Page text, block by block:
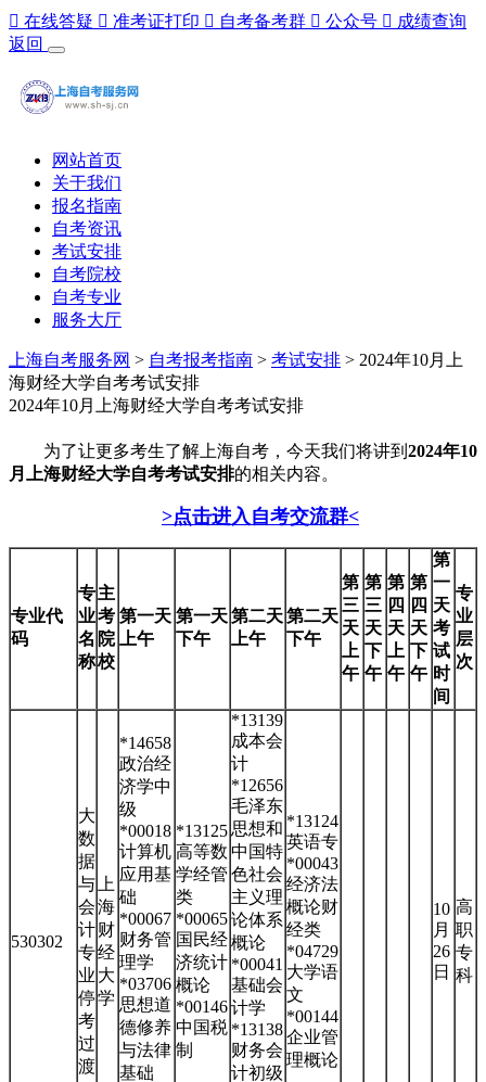
 在线答疑  准考证打印  自考备考群  公众号  成绩查询
返回
网站首页
关于我们
报名指南
自考资讯
考试安排
自考院校
自考专业
服务大厅
上海自考服务网 > 自考报考指南 > 考试安排 > 2024年10月上
海财经大学自考考试安排
2024年10月上海财经大学自考考试安排
为了让更多考生了解上海自考，今天我们将讲到 2024年10
月上海财经大学自考考试安排的相关内容。
>点击进入自考交流群<
专业代
码
专
业
名
称
主
考
院
校
第一天
上午
第一天
下午
第二天
上午
第二天
下午
第
三
天
上
午
第
三
天
下
午
第
四
天
上
午
第
四
天
下
午
第
一
天
考
试
时
间
专
业
层
次
530302
大
数
据
与
会
计
专
业
停
考
过
渡
上
海
财
经
大
学
*14658
政治经
济学中
级
*00018
计算机
应用基
础
*00067
财务管
理学
*03706
思想道
德修养
与法律
基础
*13125
高等数
学经管
类
*00065
国民经
济统计
概论
*00146
中国税
制
*13139
成本会
计
*12656
毛泽东
思想和
中国特
色社会
主义理
论体系
概论
*00041
基础会
计学
*13138
财务会
计初级
*13124
英语专
*00043
经济法
概论财
经类
*04729
大学语
文
*00144
企业管
理概论
10
月
26
日
高
职
专
科